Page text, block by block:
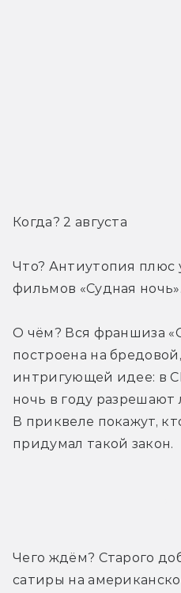
Когда? 2 августа
Что? Антиутопия плюс
фильмов «Судная ночь».
О чём? Вся франшиза
построена на
интригующей идее: в
ночь в году
В приквеле покажут,
придумал такой закон.
Чего ждём? Старого
сатиры на